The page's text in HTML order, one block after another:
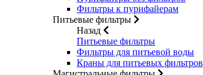
Фильтры к пурифайерам
Питьевые фильтры
Назад
Питьевые фильтры
Фильтры для питьевой воды
Краны для питьевых фильтров